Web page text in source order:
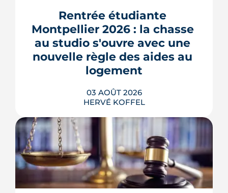
Rentrée étudiante
Montpellier 2026 : la chasse
au studio s'ouvre avec une
nouvelle règle des aides au
logement
03 AOÛT 2026
HERVÉ KOFFEL
Se loger à Montpellier pour la rentrée
2026 tient de la course de vitesse, sur
un marché où le studio part en